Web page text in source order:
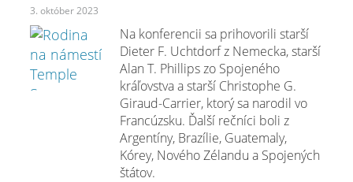
3. október 2023
Na konferencii sa prihovorili starší
Dieter F. Uchtdorf z Nemecka, starší
Alan T. Phillips zo Spojeného
kráľovstva a starší Christophe G.
Giraud-Carrier, ktorý sa narodil vo
Francúzsku. Ďalší rečníci boli z
Argentíny, Brazílie, Guatemaly,
Kórey, Nového Zélandu a Spojených
štátov.